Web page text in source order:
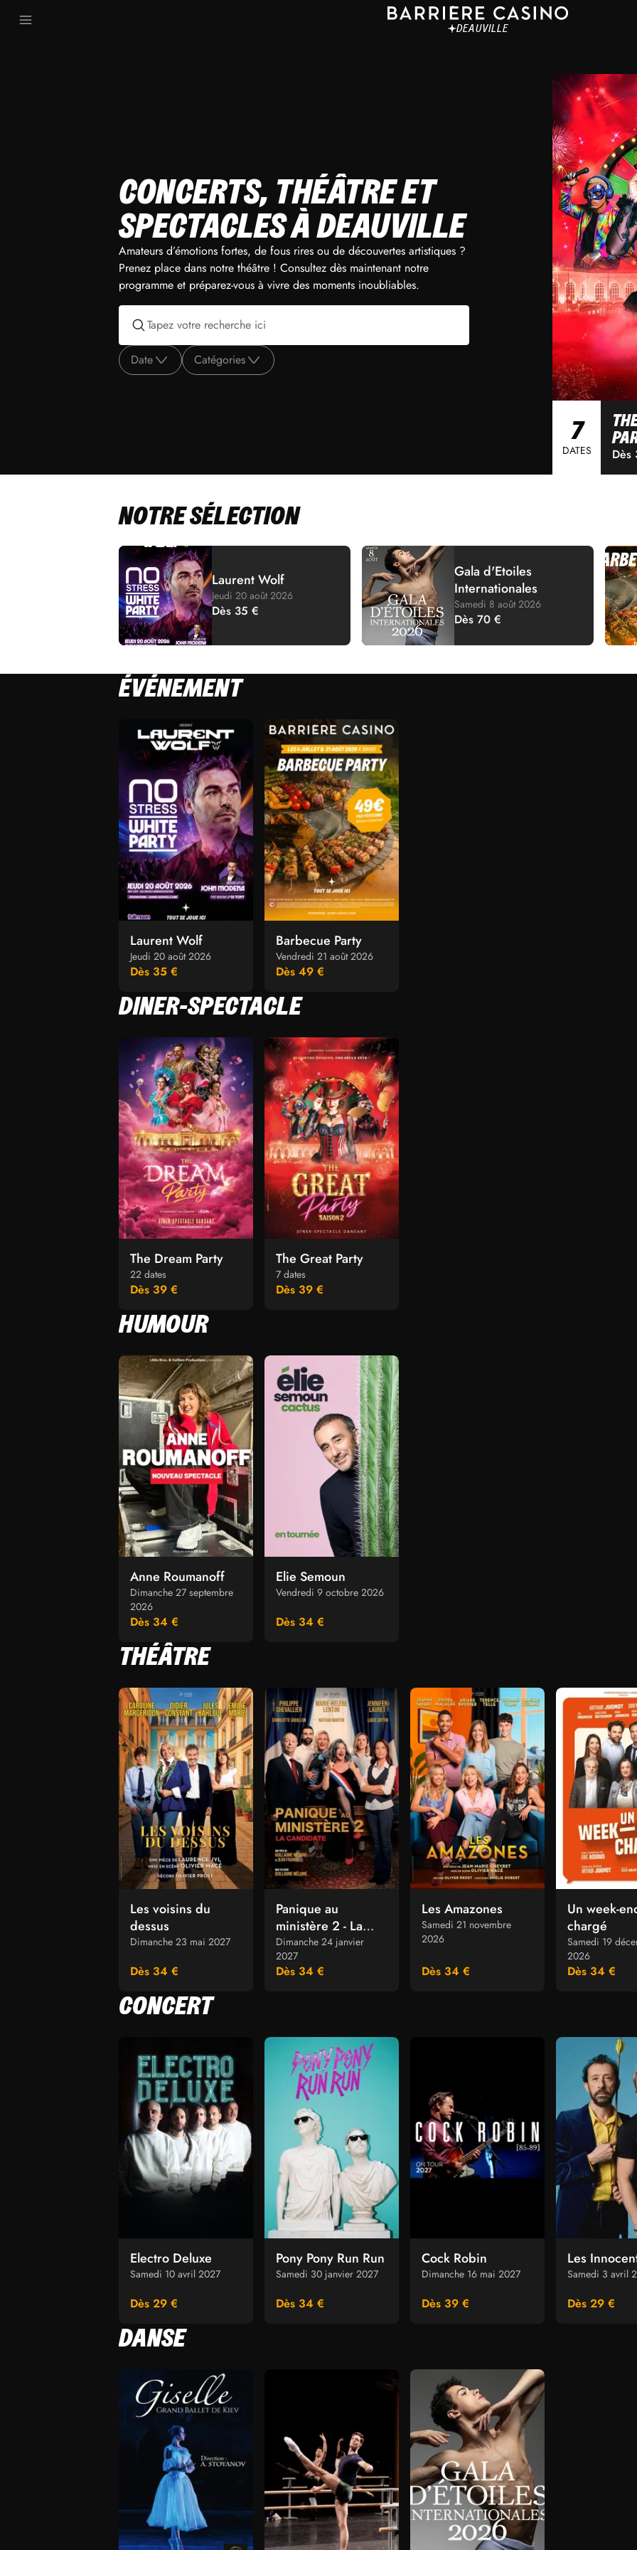
DEAUVILLE
CONCERTS, THÉÂTRE ET
SPECTACLES À DEAUVILLE
Amateurs d’émotions fortes, de fous rires ou de découvertes artistiques ?
Prenez place dans notre théâtre ! Consultez dès maintenant notre
programme et préparez-vous à vivre des moments inoubliables.
Date Catégories
7
DATES Dès
NOTRE SÉLECTION
Laurent Wolf
Jeudi 20 août 2026
Dès 35 €
Gala d'Etoiles
Internationales
Samedi 8 août 2026
Dès 70 €
ÉVÉNEMENT
Laurent Wolf
Jeudi 20 août 2026
Dès 35 €
Barbecue Party
Vendredi 21 août 2026
Dès 49 €
DINER-SPECTACLE
The Dream Party
22 dates
Dès 39 €
The Great Party
7 dates
Dès 39 €
HUMOUR
Anne Roumanoff
Dimanche 27 septembre
2026
Dès 34 €
Elie Semoun
Vendredi 9 octobre 2026
Dès 34 €
THÉÂTRE
Les voisins du
dessus
Dimanche 23 mai 2027
Dès 34 €
Panique au
ministère 2 - La
candidate
Dimanche 24 janvier
2027
Dès 34 €
Les Amazones
Samedi 21 novembre
2026
Dès 34 €
Un week-
chargé
Samedi 19
2026
Dès 34 €
CONCERT
Electro Deluxe
Samedi 10 avril 2027
Dès 29 €
Pony Pony Run Run
Samedi 30 janvier 2027
Dès 34 €
Cock Robin
Dimanche 16 mai 2027
Dès 39 €
Les
Samedi 3 avril
Dès 29 €
DANSE